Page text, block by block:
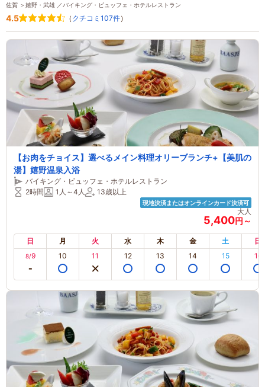
佐賀 ＞嬉野・武雄 ／バイキング・ビュッフェ・ホテルレストラン
4.5 （ クチコミ107件）
【お肉をチョイス】選べるメイン料理オリーブランチ+【美肌の
湯】嬉野温泉入浴
バイキング・ビュッフェ・ホテルレストラン
2時間
1人～4人 13歳以上
現地決済またはオンラインカード決済可
大人
5,400円～
日 月 火 水 木 金 土 日
8/9 10 11 12 13 14 15 16